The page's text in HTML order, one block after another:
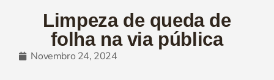
Limpeza de queda de
folha na via pública
Novembro 24, 2024